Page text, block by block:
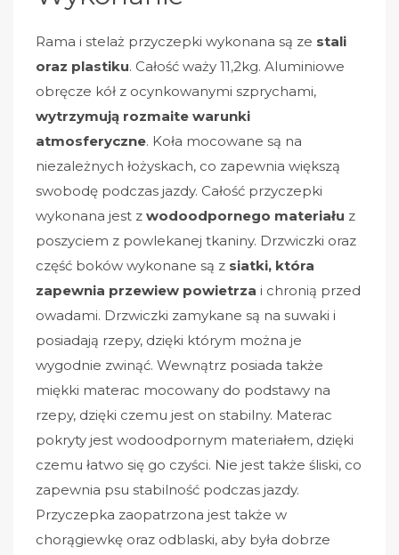
Rama i stelaż przyczepki wykonana są ze stali
oraz plastiku. Całość waży 11,2kg. Aluminiowe
obręcze kół z ocynkowanymi szprychami,
wytrzymują rozmaite warunki
atmosferyczne. Koła mocowane są na
niezależnych łożyskach, co zapewnia większą
swobodę podczas jazdy. Całość przyczepki
wykonana jest z wodoodpornego materiału z
poszyciem z powlekanej tkaniny. Drzwiczki oraz
część boków wykonane są z siatki, która
zapewnia przewiew powietrza i chronią przed
owadami. Drzwiczki zamykane są na suwaki i
posiadają rzepy, dzięki którym można je
wygodnie zwinąć. Wewnątrz posiada także
miękki materac mocowany do podstawy na
rzepy, dzięki czemu jest on stabilny. Materac
pokryty jest wodoodpornym materiałem, dzięki
czemu łatwo się go czyści. Nie jest także śliski, co
zapewnia psu stabilność podczas jazdy.
Przyczepka zaopatrzona jest także w
chorągiewkę oraz odblaski, aby była dobrze